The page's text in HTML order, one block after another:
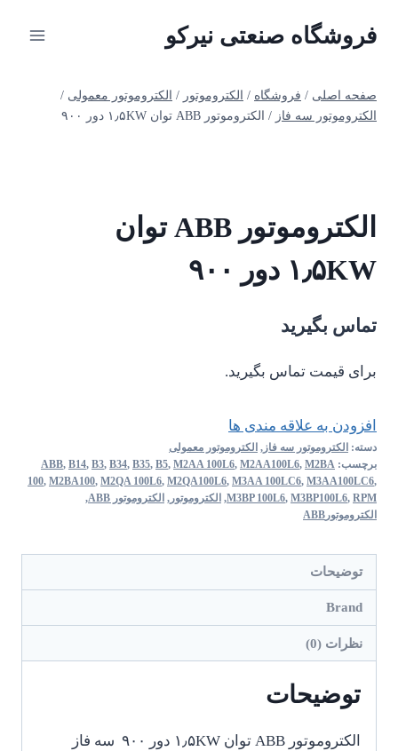
فروشگاه صنعتی نیرکو
صفحه اصلی / فروشگاه / الکتروموتور / الکتروموتور معمولی /
الکتروموتور سه فاز / الکتروموتور ABB توان ۱٫۵KW دور ۹۰۰
الکتروموتور ABB توان
۱٫۵KW دور ۹۰۰
تماس بگیرید
برای قیمت تماس بگیرید.
افزودن به علاقه مندی ها
دسته: الکتروموتور سه فاز , الکتروموتور معمولی
برچسب:
ABB, B14, B3, B34, B35, B5, M2AA 100L6, M2AA100L6, M2BA
100, M2BA100, M2QA 100L6, M2QA100L6, M3AA 100LC6, M3AA100LC6,
M3BP 100L6, M3BP100L6, RPM
, الکتروموتور , الکتروموتور ABB
,
الکتروموتورABB
توضیحات
Brand
نظرات (0)
توضیحات
الکتروموتور ABB توان ۱٫۵KW دور ۹۰۰ سه فاز